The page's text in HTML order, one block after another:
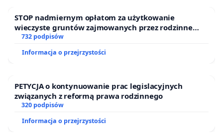
STOP nadmiernym opłatom za użytkowanie
wieczyste gruntów zajmowanych przez rodzinne
ogrody działkowe.
732 podpisów
Informacja o przejrzystości
PETYCJA o kontynuowanie prac legislacyjnych
związanych z reformą prawa rodzinnego
320 podpisów
Informacja o przejrzystości